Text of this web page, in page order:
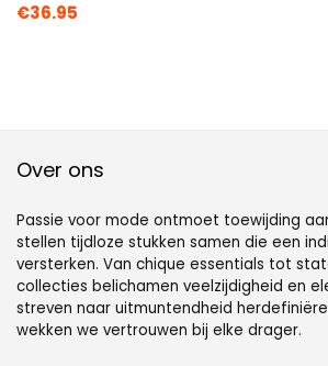
€36.95
Over ons
Passie voor mode ontmoet toewijding
stellen tijdloze stukken samen die een
versterken. Van chique essentials tot
collecties belichamen veelzijdigheid en
streven naar uitmuntendheid
wekken we vertrouwen bij elke drager.